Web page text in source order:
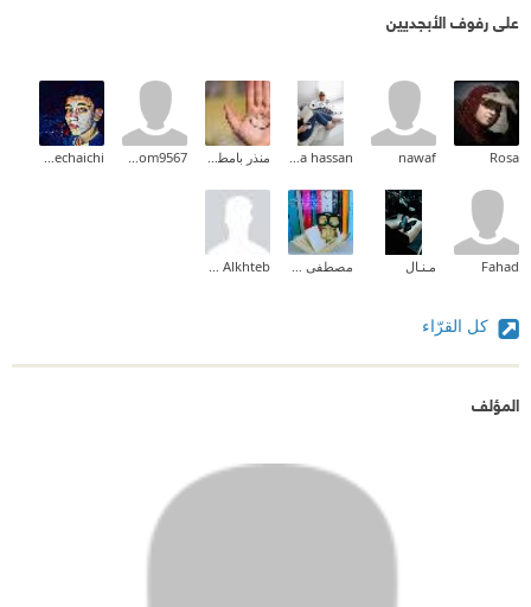
على رفوف الأبجديين
Rosa
nawaf
Rana hassan منذر بامطرف basoom9567
Souhaib Hechaichi
Fahad مـنـال مصطفى محمد خالد Wissam Alkhteb
كل القرّاء
المؤلف